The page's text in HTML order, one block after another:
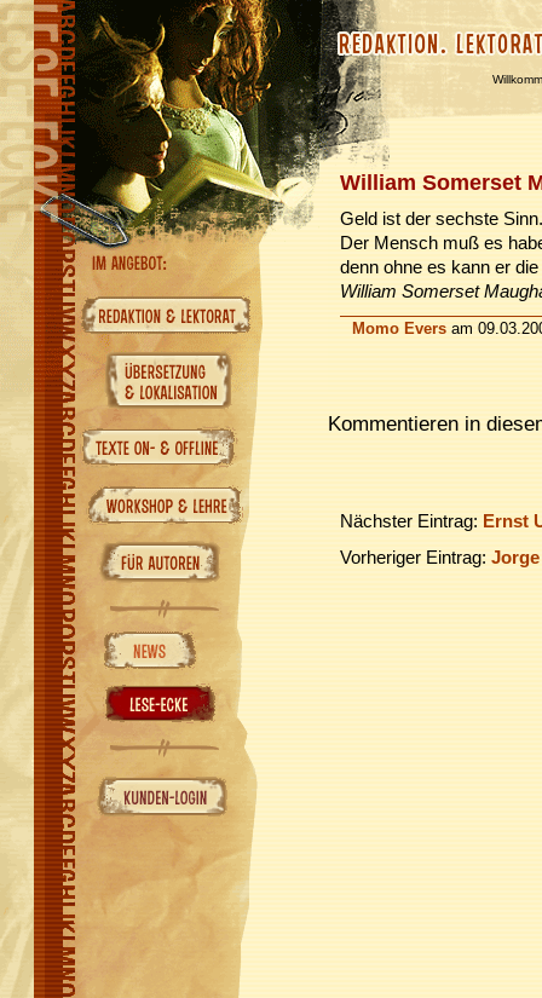
William Somerset
Geld ist der sechste Sinn.
Der Mensch muß es
denn ohne es kann er
William Somerset
Momo Evers am
Kommentieren in
Nächster Eintrag: Ernst
Vorheriger Eintrag: